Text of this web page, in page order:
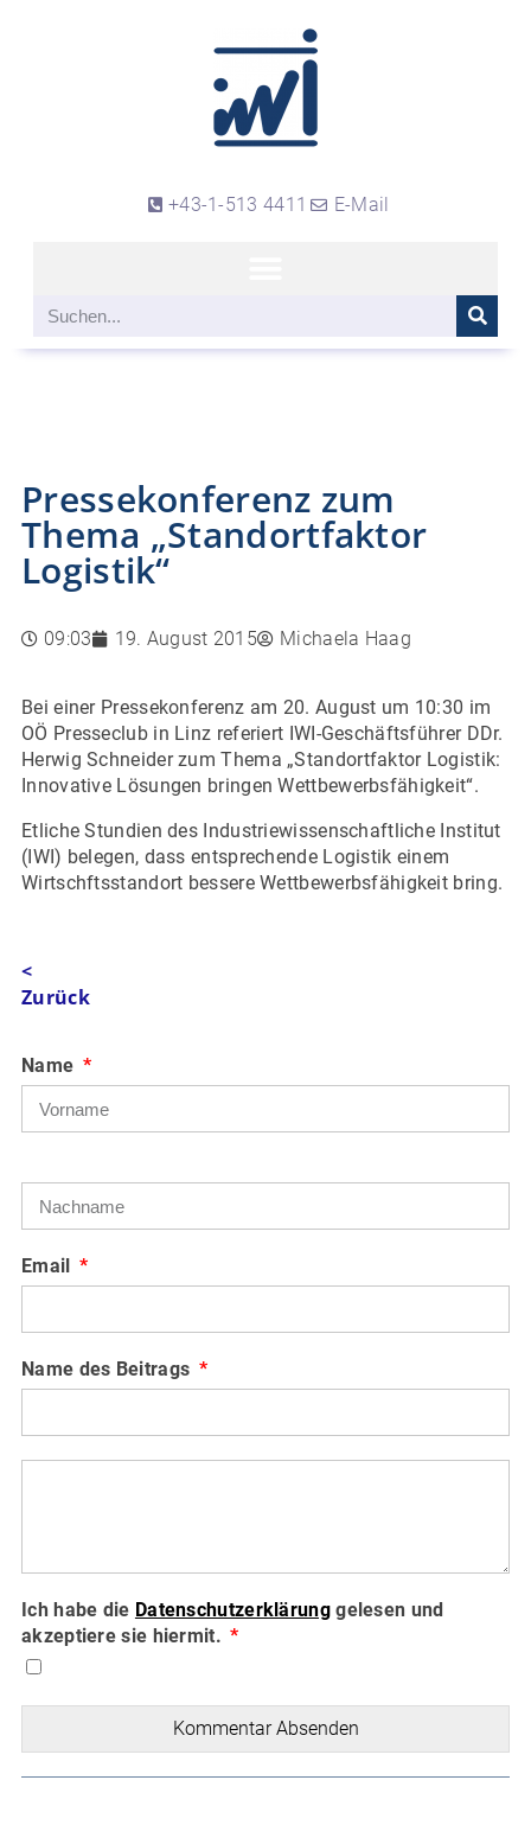
+43-1-513 4411 E-Mail
Pressekonferenz zum
Thema „Standortfaktor
Logistik“
09:03 19. August 2015 Michaela Haag
Bei einer Pressekonferenz am 20. August um 10:30 im
OÖ Presseclub in Linz referiert IWI-Geschäftsführer DDr.
Herwig Schneider zum Thema „Standortfaktor Logistik:
Innovative Lösungen bringen Wettbewerbsfähigkeit“.
Etliche Stundien des Industriewissenschaftliche Institut
(IWI) belegen, dass entsprechende Logistik einem
Wirtschftsstandort bessere Wettbewerbsfähigkeit bring.
<
Zurück
Name
Email
Name des Beitrags
Ich habe die Datenschutzerklärunggelesen und
akzeptiere sie hiermit.
Kommentar Absenden